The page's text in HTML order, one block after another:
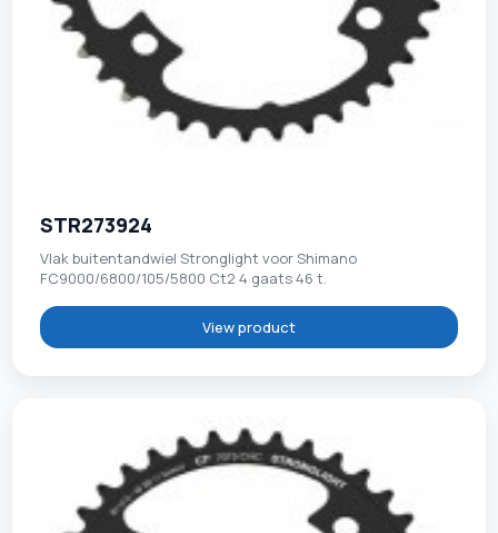
STR273924
Vlak buitentandwiel Stronglight voor Shimano
FC9000/6800/105/5800 Ct2 4 gaats 46 t.
View product